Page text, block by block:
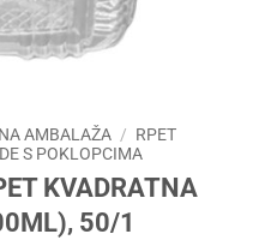
AMBALAŽA / RPET
S POKLOPCIMA
KVADRATNA
50/1